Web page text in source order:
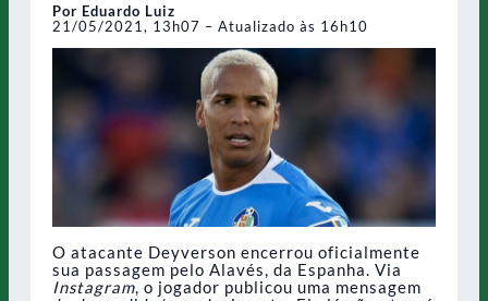
Por Eduardo Luiz
21/05/2021, 13h07 – Atualizado às 16h10
O atacante Deyverson encerrou oficialmente
sua passagem pelo Alavés, da Espanha. Via
Instagram, o jogador publicou uma mensagem